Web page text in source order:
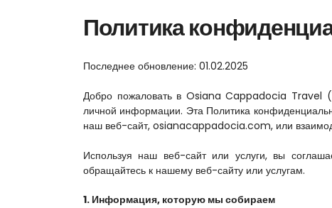
Политика
Последнее обновление: 01.02.2025
Добро пожаловать в Osiana Cappadocia Travel
личной информации. Эта Политика
наш веб-сайт, osianacappadocia.com, или
Используя наш веб-сайт или услуги, вы
обращайтесь к нашему веб-сайту или услугам.
1. Информация, которую мы собираем